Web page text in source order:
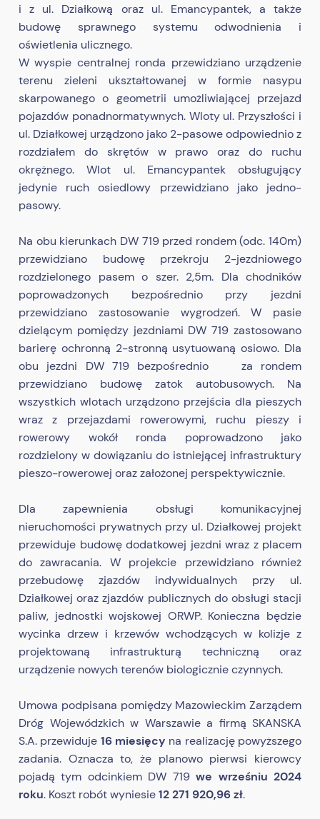
i z ul. Działkową oraz ul. Emancypantek, a także
budowę sprawnego systemu odwodnienia i
oświetlenia ulicznego.
W wyspie centralnej ronda przewidziano urządzenie
terenu zieleni ukształtowanej w formie nasypu
skarpowanego o geometrii umożliwiającej przejazd
pojazdów ponadnormatywnych. Wloty ul. Przyszłości i
ul. Działkowej urządzono jako 2-pasowe odpowiednio z
rozdziałem do skrętów w prawo oraz do ruchu
okrężnego. Wlot ul. Emancypantek obsługujący
jedynie ruch osiedlowy przewidziano jako jedno-
pasowy.
Na obu kierunkach DW 719 przed rondem (odc. 140m)
przewidziano budowę przekroju 2-jezdniowego
rozdzielonego pasem o szer. 2,5m. Dla chodników
poprowadzonych bezpośrednio przy jezdni
przewidziano zastosowanie wygrodzeń. W pasie
dzielącym pomiędzy jezdniami DW 719 zastosowano
barierę ochronną 2-stronną usytuowaną osiowo. Dla
obu jezdni DW 719 bezpośrednio za rondem
przewidziano budowę zatok autobusowych. Na
wszystkich wlotach urządzono przejścia dla pieszych
wraz z przejazdami rowerowymi, ruchu pieszy i
rowerowy wokół ronda poprowadzono jako
rozdzielony w dowiązaniu do istniejącej infrastruktury
pieszo-rowerowej oraz założonej perspektywicznie.
Dla zapewnienia obsługi komunikacyjnej
nieruchomości prywatnych przy ul. Działkowej projekt
przewiduje budowę dodatkowej jezdni wraz z placem
do zawracania. W projekcie przewidziano również
przebudowę zjazdów indywidualnych przy ul.
Działkowej oraz zjazdów publicznych do obsługi stacji
paliw, jednostki wojskowej ORWP. Konieczna będzie
wycinka drzew i krzewów wchodzących w kolizje z
projektowaną infrastrukturą techniczną oraz
urządzenie nowych terenów biologicznie czynnych.
Umowa podpisana pomiędzy Mazowieckim Zarządem
Dróg Wojewódzkich w Warszawie a firmą SKANSKA
S.A. przewiduje 16 miesięcy na realizację powyższego
zadania. Oznacza to, że planowo pierwsi kierowcy
pojadą tym odcinkiem DW 719we wrześniu 2024
roku. Koszt robót wyniesie12 271 920,96 zł.